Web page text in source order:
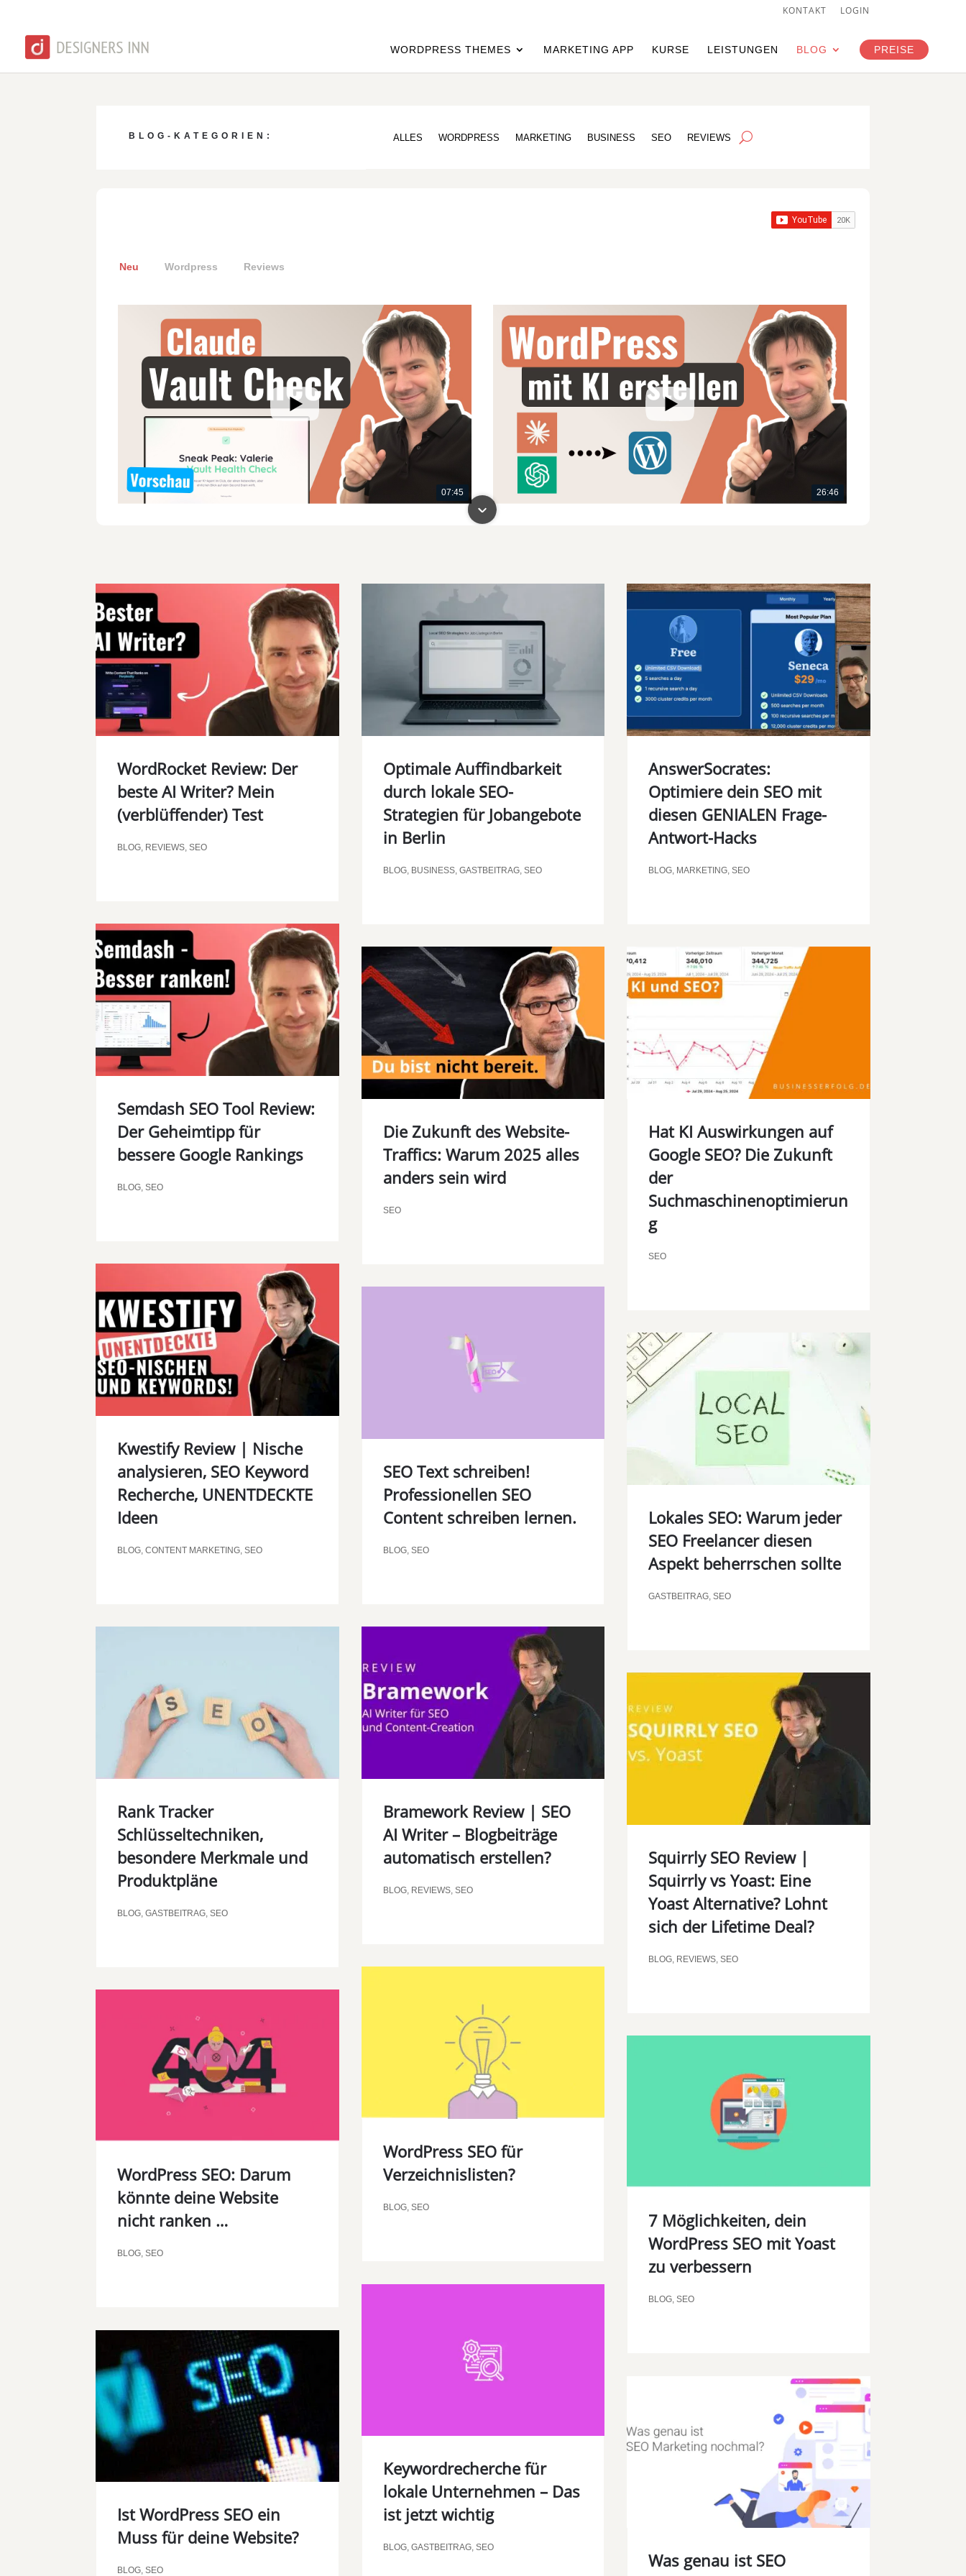
KONTAKT LOGIN
WORDPRESS THEMES MARKETING APP KURSE LEISTUNGEN BLOG PREISE
BLOG-KATEGORIEN: ALLES WORDPRESS MARKETING BUSINESS SEO REVIEWS
Neu Wordpress Reviews
07:45 26:46
00:00
WordRocket Review: Der
beste AI Writer? Mein
(verblüffender) Test
BLOG, REVIEWS,SEO
Semdash SEO Tool Review:
Der Geheimtipp für
bessere Google Rankings
BLOG,SEO
Kwestify Review | Nische
analysieren, SEO Keyword
Recherche, UNENTDECKTE
Ideen
BLOG,CONTENT MARKETING,SEO
Rank Tracker
Schlüsseltechniken,
besondere Merkmale und
Produktpläne
BLOG,GASTBEITRAG,SEO
WordPress SEO: Darum
könnte deine Website
nicht ranken …
BLOG,SEO
Ist WordPress SEO ein
Muss für deine Website?
BLOG,SEO
Optimale Auffindbarkeit
durch lokale SEO-
Strategien für Jobangebote
in Berlin
BLOG, BUSINESS, GASTBEITRAG, SEO
Die Zukunft des Website-
Traffics: Warum 2025 alles
anders sein wird
SEO
SEO Text schreiben!
Professionellen SEO
Content schreiben lernen.
BLOG, SEO
Bramework Review | SEO
AI Writer – Blogbeiträge
automatisch erstellen?
BLOG, REVIEWS, SEO
WordPress SEO für
Verzeichnislisten?
BLOG, SEO
Keywordrecherche für
lokale Unternehmen – Das
ist jetzt wichtig
BLOG, GASTBEITRAG, SEO
AnswerSocrates:
Optimiere dein SEO mit
diesen GENIALEN Frage-
Antwort-Hacks
BLOG, MARKETING, SEO
Hat KI Auswirkungen auf
Google SEO? Die Zukunft
der
Suchmaschinenoptimierun
g
SEO
Lokales SEO: Warum jeder
SEO Freelancer diesen
Aspekt beherrschen sollte
GASTBEITRAG, SEO
Squirrly SEO Review |
Squirrly vs Yoast: Eine
Yoast Alternative? Lohnt
sich der Lifetime Deal?
BLOG, REVIEWS, SEO
7 Möglichkeiten, dein
WordPress SEO mit Yoast
zu verbessern
BLOG, SEO
Was genau ist SEO